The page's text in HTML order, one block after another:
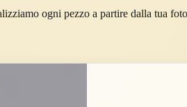
ogni pezzo a partire dalla tua